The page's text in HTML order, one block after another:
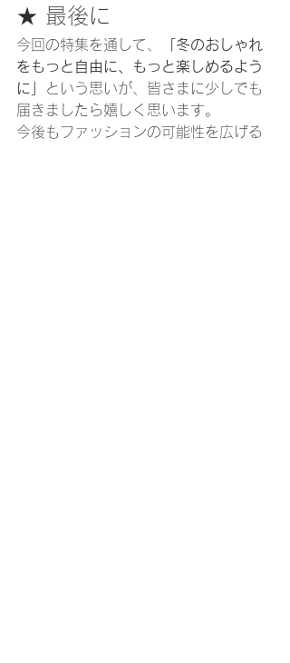
★ 最後に
今回の特集を通して、
「冬のおしゃれ
をもっと自由に、もっと楽しめるよう
に」
という思いが、皆さまに少しでも
届きましたら嬉しく思います。
今後もファッションの可能性を広げる